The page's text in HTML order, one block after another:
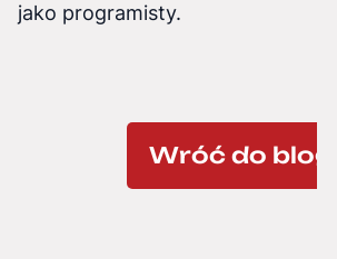
jako programisty.
Wróć do bloga